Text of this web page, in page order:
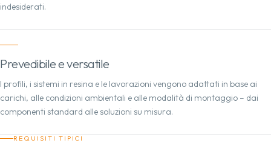
indesiderati.
Prevedibile e versatile
I profili, i sistemi in resina e le lavorazioni vengono adattati in base ai
carichi, alle condizioni ambientali e alle modalità di montaggio – dai
componenti standard alle soluzioni su misura.
REQUISITI TIPICI